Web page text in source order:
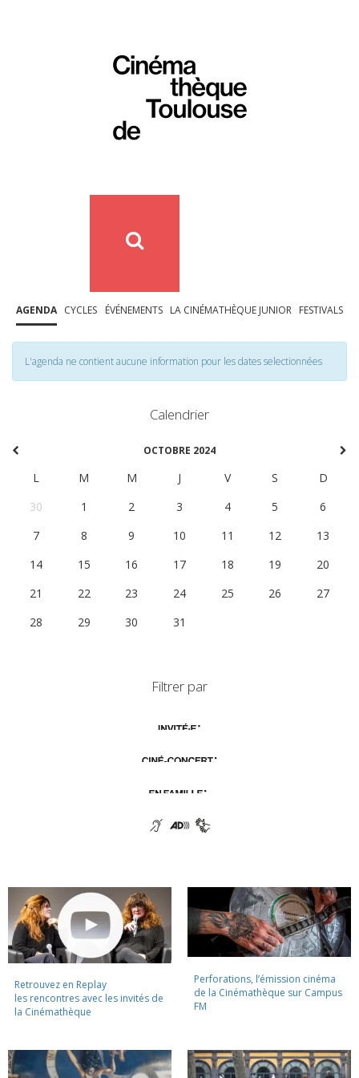
AGENDA CYCLES ÉVÉNEMENTS LA CINÉMATHÈQUE JUNIOR FESTIVALS
L'agenda ne contient aucune information pour les dates selectionnées
Calendrier
OCTOBRE 2024
L M M J V S
D
30
1 2 3 4 5
6
7
8 9 10 11 12
13
14
15 16 17 18 19
20
21
22 23 24 25 26
27
28
29 30 31
Filtrer par
Retrouvez en Replay
les rencontres avec les invités de
la Cinémathèque
Perforations, l’émission cinéma
de la Cinémathèque sur Campus
FM